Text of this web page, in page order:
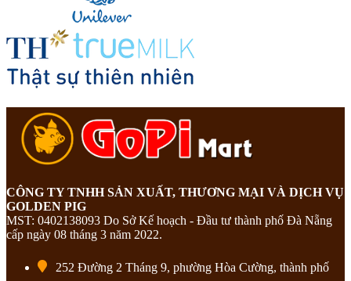
CÔNG TY TNHH SẢN XUẤT, THƯƠNG MẠI VÀ DỊCH VỤ
GOLDEN PIG
MST: 0402138093 Do Sở Kế hoạch - Đầu tư thành phố Đà Nẵng
cấp ngày 08 tháng 3 năm 2022.
252 Đường 2 Tháng 9, phường Hòa Cường, thành phố